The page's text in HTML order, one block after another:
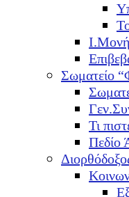
Σωματείο
Τι
Πεδίο